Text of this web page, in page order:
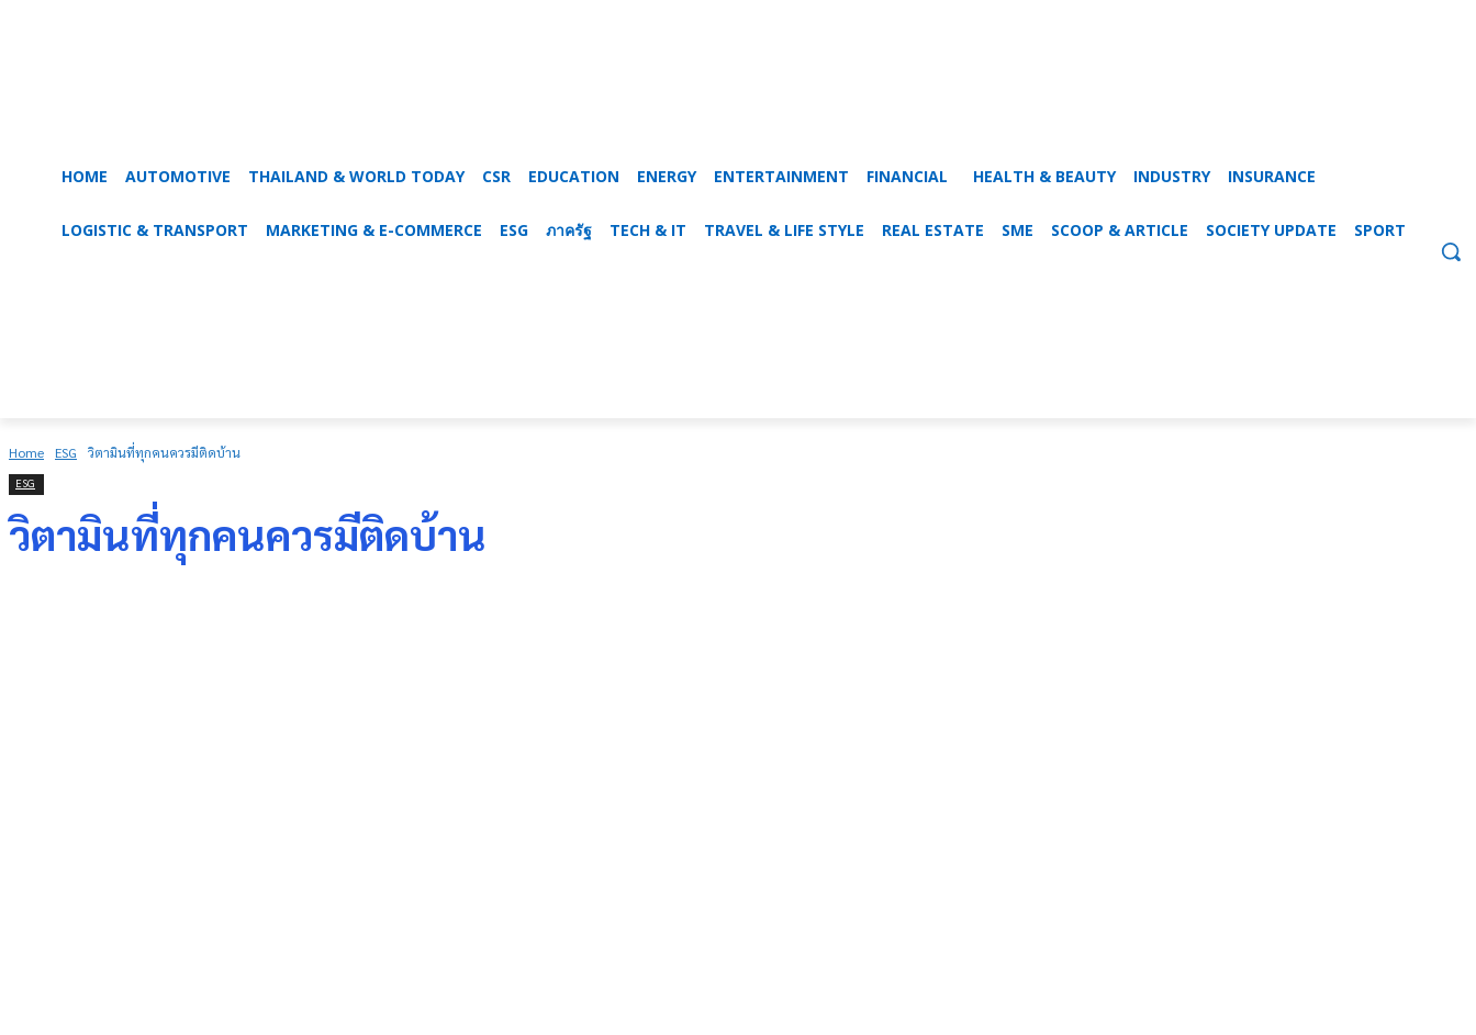
HOME AUTOMOTIVE THAILAND & WORLD TODAY CSR EDUCATION ENERGY ENTERTAINMENT FINANCIAL HEALTH & BEAUTY INDUSTRY INSURANCE
LOGISTIC & TRANSPORT MARKETING & E-COMMERCE ESG ภาครัฐ TECH & IT TRAVEL & LIFE STYLE REAL ESTATE SME SCOOP & ARTICLE SOCIETY UPDATE SPORT
Home ESG วิตามินที่ทุกคนควรมีติดบ้าน
ESG
วิตามินที่ทุกคนควรมีติดบ้าน